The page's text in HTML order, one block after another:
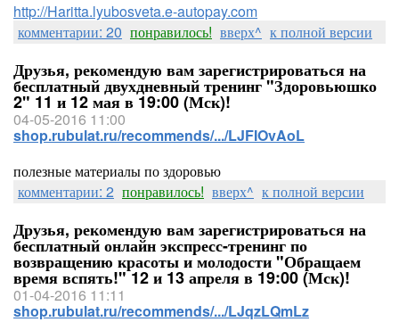
http://Haritta.lyubosveta.e-autopay.com
комментарии: 20 понравилось! вверх^ к полной версии
Друзья, рекомендую вам зарегистрироваться на
бесплатный двухдневный тренинг "Здоровьюшко
2" 11 и 12 мая в 19:00 (Мск)!
04-05-2016 11:00
shop.rubulat.ru/recommends/.../LJFIOvAoL
полезные материалы по здоровью
комментарии: 2 понравилось! вверх^ к полной версии
Друзья, рекомендую вам зарегистрироваться на
бесплатный онлайн экспресс-тренинг по
возвращению красоты и молодости "Обращаем
время вспять!" 12 и 13 апреля в 19:00 (Мск)!
01-04-2016 11:11
shop.rubulat.ru/recommends/.../LJqzLQmLz